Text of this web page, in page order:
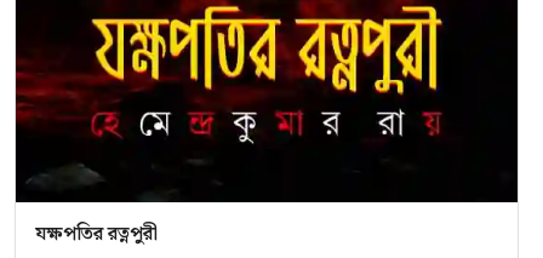
যক্ষপতির রত্নপুরী